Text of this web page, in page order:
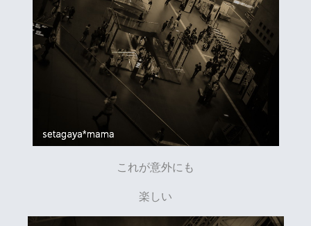
これが意外にも
楽しい